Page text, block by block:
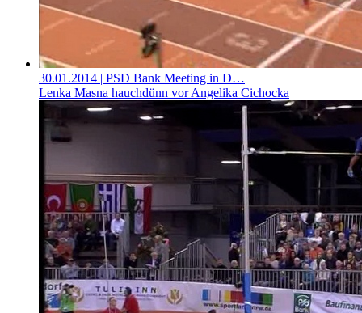
30.01.2014 | PSD Bank Meeting in D…
Lenka Masna hauchdünn vor Angelika Cichocka